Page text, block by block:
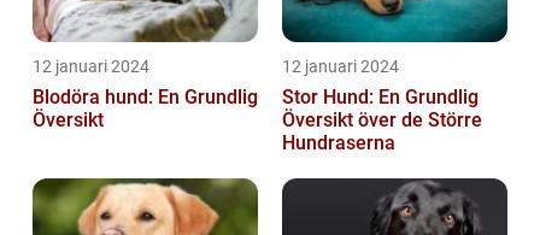
12 januari 2024
Blodöra hund: En Grundlig
Översikt
12 januari 2024
Stor Hund: En Grundlig
Översikt över de Större
Hundraserna